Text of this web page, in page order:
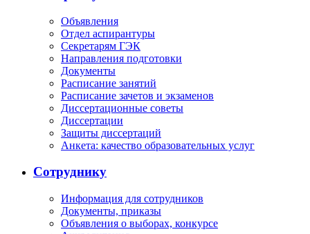
Объявления
Отдел аспирантуры
Секретарям ГЭК
Направления подготовки
Документы
Расписание занятий
Расписание зачетов и экзаменов
Диссертационные советы
Диссертации
Защиты диссертаций
Анкета: качество образовательных услуг
Сотруднику
Информация для сотрудников
Документы, приказы
Объявления о выборах, конкурсе